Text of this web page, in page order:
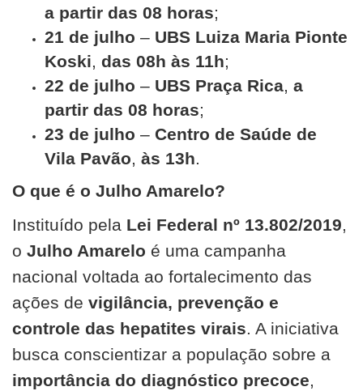
a partir das 08 horas;
21 de julho – UBS Luiza Maria Pionte
Koski, das 08h às 11h;
22 de julho – UBS Praça Rica, a
partir das 08 horas;
23 de julho – Centro de Saúde de
Vila Pavão, às 13h.
O que é o Julho Amarelo?
Instituído pela Lei Federal nº 13.802/2019,
o Julho Amarelo é uma campanha
nacional voltada ao fortalecimento das
ações de vigilância, prevenção e
controle das hepatites virais. A iniciativa
busca conscientizar a população sobre a
importância do diagnóstico precoce,